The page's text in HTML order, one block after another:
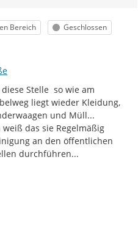
Bereich Status
Geschlossen
diese Stelle  so wie am
liegt wieder Kleidung,
und Müll...
weiß das sie Regelmäßig
an den öffentlichen
durchführen...